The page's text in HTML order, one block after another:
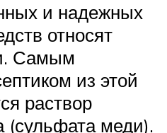
и надежных
относят
Самым
из этой
раствор
(сульфата меди).